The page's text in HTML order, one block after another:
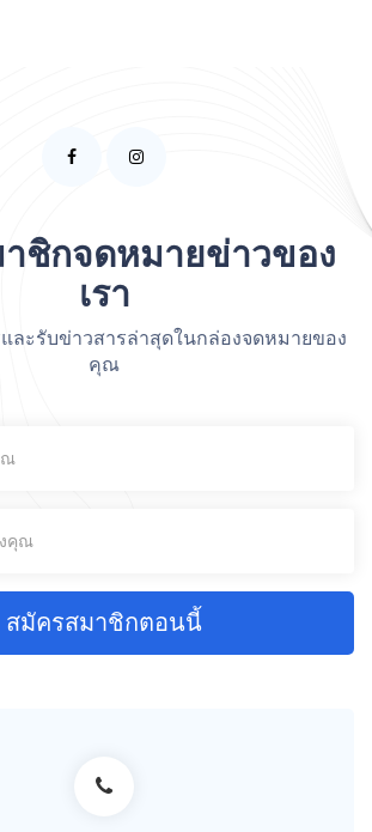
ชิกจดหมายข่าวของ
เรา
ละรับข่าวสารล่าสุดในกล่องจดหมายของ
คุณ
สมัครสมาชิกตอนนี้